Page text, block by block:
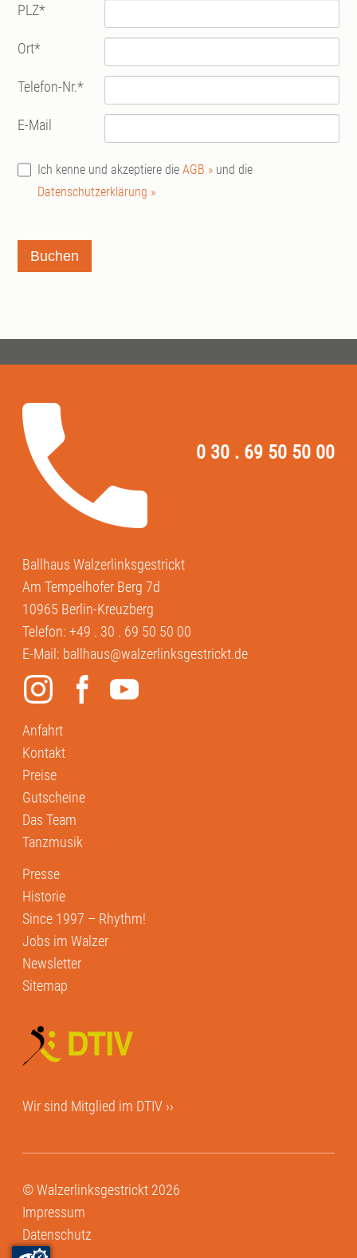
PLZ*
Ort*
Telefon-Nr.*
E-Mail
Ich kenne und akzeptiere dieAGB » und die
Datenschutzerklärung »
Buchen
0 30 . 69 50 50 00
Ballhaus Walzerlinksgestrickt
Am Tempelhofer Berg 7d
10965 Berlin-Kreuzberg
Telefon:+49 . 30 . 69 50 50 00
E-Mail: ballhaus@walzerlinksgestrickt.de
Anfahrt
Kontakt
Preise
Gutscheine
Das Team
Tanzmusik
Presse
Historie
Since 1997 – Rhythm!
Jobs im Walzer
Newsletter
Sitemap
Wir sind Mitglied im DTIV ››
© Walzerlinksgestrickt 2026
Impressum
Datenschutz